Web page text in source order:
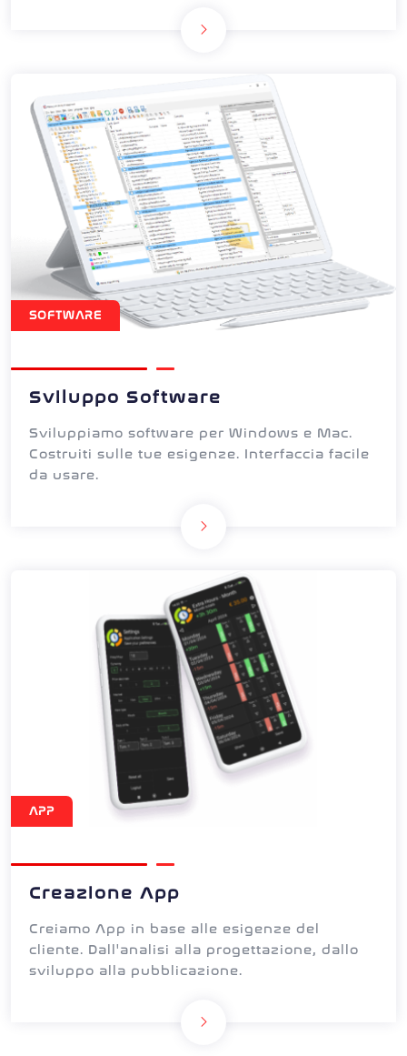
SOFTWARE
Sviluppo Software
Sviluppiamo software per Windows e Mac.
Costruiti sulle tue esigenze. Interfaccia facile
da usare.
APP
Creazione App
Creiamo App in base alle esigenze del
cliente. Dall'analisi alla progettazione, dallo
sviluppo alla pubblicazione.